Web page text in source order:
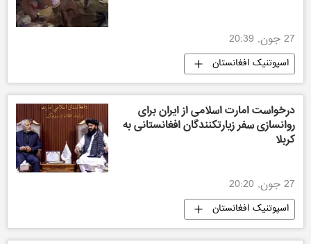
27 جون, 20:39
اسپوتنیک افغانستان
درخواست امارت اسلامی از ایران برای
روانسازی سفر زیارتکنندگان افغانستانی به
کربلا
27 جون, 20:20
اسپوتنیک افغانستان